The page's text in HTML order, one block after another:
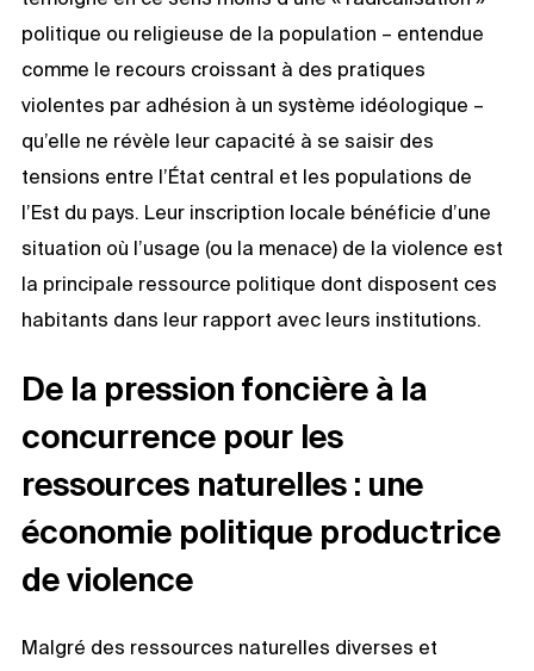
politique ou religieuse de la population – entendue
comme le recours croissant à des pratiques
violentes par adhésion à un système idéologique –
qu’elle ne révèle leur capacité à se saisir des
tensions entre l’État central et les populations de
l’Est du pays. Leur inscription locale bénéficie d’une
situation où l’usage (ou la menace) de la violence est
la principale ressource politique dont disposent ces
habitants dans leur rapport avec leurs institutions.
De la pression foncière à la
concurrence pour les
ressources naturelles : une
économie politique productrice
de violence
Malgré des ressources naturelles diverses et